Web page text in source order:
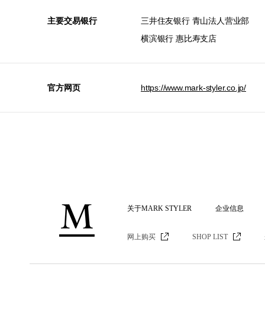
主要交易银行
三井住友银行 青山法人营业部
横滨银行 惠比寿支店
官方网页 https://www.mark-styler.co.jp/
关于MARK STYLER 企业信息
网上购买 SHOP LIST